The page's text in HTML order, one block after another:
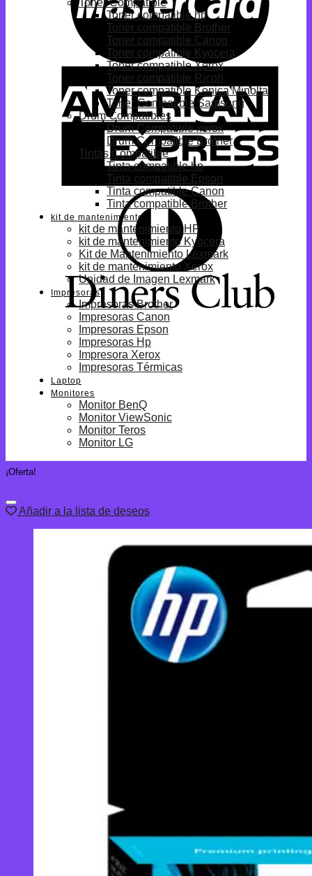
Toner Compatible
Toner compatible hp
Toner compatible Brother
Toner compatible Canon
Toner compatible Kyocera
Toner compatible Xerox
Toner compatible Ricoh
Toner compatible Konica Minolta
Toner Compatible Samsung
Drum Compatibles
Drum Compatible xerox
Drum Compatible Brother
Tintas Compatible
Tinta compatible hp
Tinta compatible Epson
Tinta compatible Canon
Tinta compatible Brother
kit de mantenimiento
kit de mantenimiento HP
kit de mantenimiento Kyocera
Kit de Mantenimiento Lexmark
kit de mantenimiento Xerox
Unidad de Imagen Lexmark
Impresoras
Impresoras Brother
Impresoras Canon
Impresoras Epson
Impresoras Hp
Impresora Xerox
Impresoras Térmicas
Laptop
Monitores
Monitor BenQ
Monitor ViewSonic
Monitor Teros
Monitor LG
¡Oferta!
Añadir a la lista de deseos